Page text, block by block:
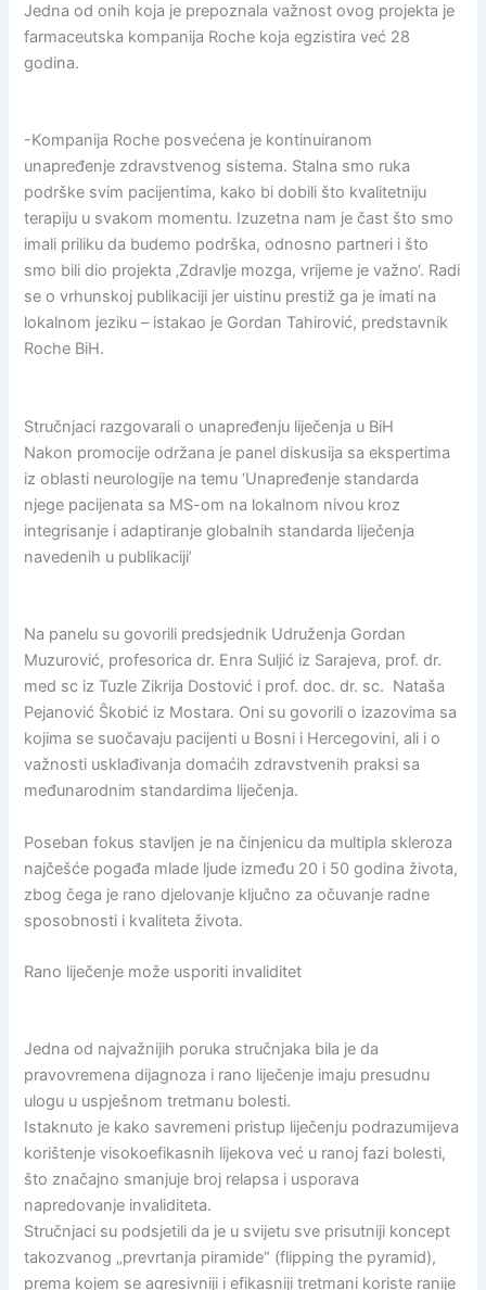
Jedna od onih koja je prepoznala važnost ovog projekta je
farmaceutska kompanija Roche koja egzistira već 28
godina.
-Kompanija Roche posvećena je kontinuiranom
unapređenje zdravstvenog sistema. Stalna smo ruka
podrške svim pacijentima, kako bi dobili što kvalitetniju
terapiju u svakom momentu. Izuzetna nam je čast što smo
imali priliku da budemo podrška, odnosno partneri i što
smo bili dio projekta ‚Zdravlje mozga, vrijeme je važno‘. Radi
se o vrhunskoj publikaciji jer uistinu prestiž ga je imati na
lokalnom jeziku – istakao je Gordan Tahirović, predstavnik
Roche BiH.
Stručnjaci razgovarali o unapređenju liječenja u BiH
Nakon promocije održana je panel diskusija sa ekspertima
iz oblasti neurologije na temu ‘Unapređenje standarda
njege pacijenata sa MS-om na lokalnom nivou kroz
integrisanje i adaptiranje globalnih standarda liječenja
navedenih u publikaciji’
Na panelu su govorili predsjednik Udruženja Gordan
Muzurović, profesorica dr. Enra Suljić iz Sarajeva, prof. dr.
med sc iz Tuzle Zikrija Dostović i prof. doc. dr. sc. Nataša
Pejanović Ŝkobić iz Mostara. Oni su govorili o izazovima sa
kojima se suočavaju pacijenti u Bosni i Hercegovini, ali i o
važnosti usklađivanja domaćih zdravstvenih praksi sa
međunarodnim standardima liječenja.
Poseban fokus stavljen je na činjenicu da multipla skleroza
najčešće pogađa mlade ljude između 20 i 50 godina života,
zbog čega je rano djelovanje ključno za očuvanje radne
sposobnosti i kvaliteta života.
Rano liječenje može usporiti invaliditet
Jedna od najvažnijih poruka stručnjaka bila je da
pravovremena dijagnoza i rano liječenje imaju presudnu
ulogu u uspješnom tretmanu bolesti.
Istaknuto je kako savremeni pristup liječenju podrazumijeva
korištenje visokoefikasnih lijekova već u ranoj fazi bolesti,
što značajno smanjuje broj relapsa i usporava
napredovanje invaliditeta.
Stručnjaci su podsjetili da je u svijetu sve prisutniji koncept
takozvanog „prevrtanja piramide“ (flipping the pyramid),
prema kojem se agresivniji i efikasniji tretmani koriste ranije